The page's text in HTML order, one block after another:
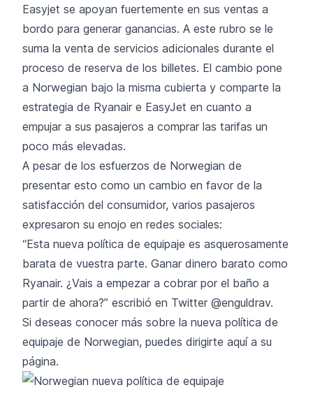
Easyjet se apoyan fuertemente en sus ventas a
bordo para generar ganancias. A este rubro se le
suma la venta de servicios adicionales durante el
proceso de reserva de los billetes. El cambio pone
a Norwegian bajo la misma cubierta y comparte la
estrategia de Ryanair e EasyJet en cuanto a
empujar a sus pasajeros a comprar las tarifas un
poco más elevadas.
A pesar de los esfuerzos de Norwegian de
presentar esto como un cambio en favor de la
satisfacción del consumidor, varios pasajeros
expresaron su enojo en redes sociales:
“Esta nueva política de equipaje es asquerosamente
barata de vuestra parte. Ganar dinero barato como
Ryanair. ¿Vais a empezar a cobrar por el baño a
partir de ahora?” escribió en Twitter @enguldrav.
Si deseas conocer más sobre la nueva política de
equipaje de Norwegian, puedes dirigirte aquía su
página.